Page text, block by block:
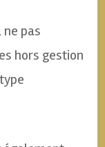
ne pas
hors gestion